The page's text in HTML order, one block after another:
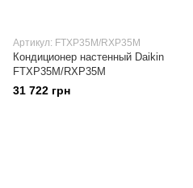
Артикул: FTXP35M/RXP35M
Кондиционер настенный Daikin
FTXP35M/RXP35M
31 722 грн